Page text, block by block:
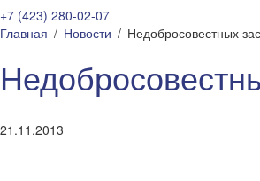
+7 (423) 280-02-07
Главная
Новости Недобросовестных
21.11.2013